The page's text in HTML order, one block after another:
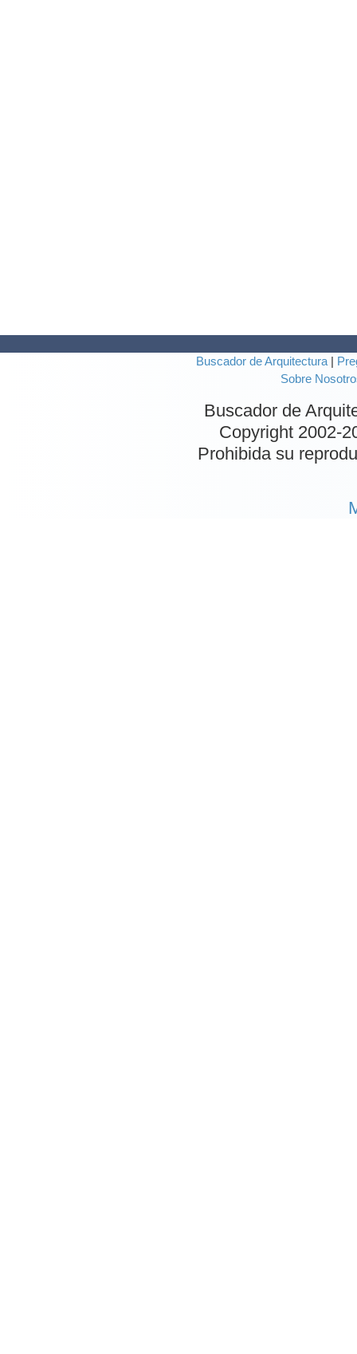
Buscador de Arquitectura
Sobre
Buscador de
Copyright 2002-
Prohibida su